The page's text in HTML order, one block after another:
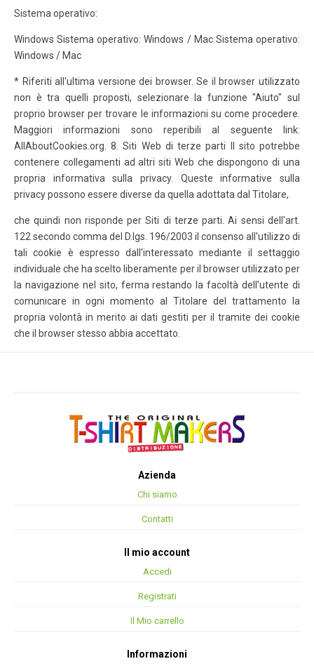
Sistema operativo:
Windows Sistema operativo: Windows / Mac Sistema operativo:
Windows / Mac
* Riferiti all'ultima versione dei browser. Se il browser utilizzato
non è tra quelli proposti, selezionare la funzione "Aiuto" sul
proprio browser per trovare le informazioni su come procedere.
Maggiori informazioni sono reperibili al seguente link:
AllAboutCookies.org. 8. Siti Web di terze parti Il sito potrebbe
contenere collegamenti ad altri siti Web che dispongono di una
propria informativa sulla privacy. Queste informative sulla
privacy possono essere diverse da quella adottata dal Titolare,
che quindi non risponde per Siti di terze parti. Ai sensi dell'art.
122 secondo comma del D.lgs. 196/2003 il consenso all'utilizzo di
tali cookie è espresso dall'interessato mediante il settaggio
individuale che ha scelto liberamente per il browser utilizzato per
la navigazione nel sito, ferma restando la facoltà dell'utente di
comunicare in ogni momento al Titolare del trattamento la
propria volontà in merito ai dati gestiti per il tramite dei cookie
che il browser stesso abbia accettato.
Azienda
Chi siamo
Contatti
Il mio account
Accedi
Registrati
Il Mio carrello
Informazioni